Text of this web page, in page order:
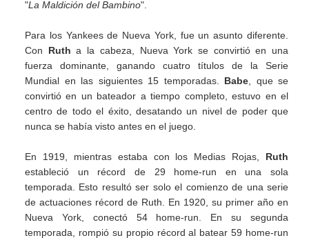
"La Maldición del Bambino".
Para los Yankees de Nueva York, fue un asunto diferente.
Con Rutha la cabeza, Nueva York se convirtió en una
fuerza dominante, ganando cuatro títulos de la Serie
Mundial en las siguientes 15 temporadas. Babe , que se
convirtió en un bateador a tiempo completo, estuvo en el
centro de todo el éxito, desatando un nivel de poder que
nunca se había visto antes en el juego.
En 1919, mientras estaba con los Medias Rojas, Ruth
estableció un récord de 29 home-run en una sola
temporada. Esto resultó ser solo el comienzo de una serie
de actuaciones récord de Ruth. En 1920, su primer año en
Nueva York, conectó 54 home-run. En su segunda
temporada, rompió su propio récord al batear 59 home-run